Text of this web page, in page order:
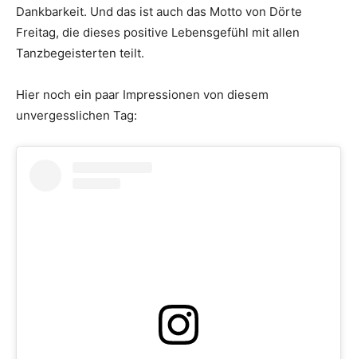
Dankbarkeit. Und das ist auch das Motto von Dörte
Freitag, die dieses positive Lebensgefühl mit allen
Tanzbegeisterten teilt.
Hier noch ein paar Impressionen von diesem
unvergesslichen Tag: